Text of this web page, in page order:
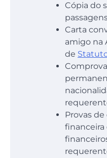
Cópia do
Carta
amigo na
de
Provas
financeira